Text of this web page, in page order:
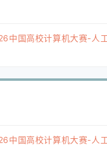
中国高校计算机大赛-人
中国高校计算机大赛-人